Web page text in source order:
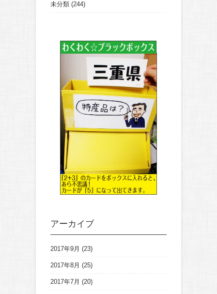
未分類 (244)
アーカイブ
2017年9月 (23)
2017年8月 (25)
2017年7月 (20)